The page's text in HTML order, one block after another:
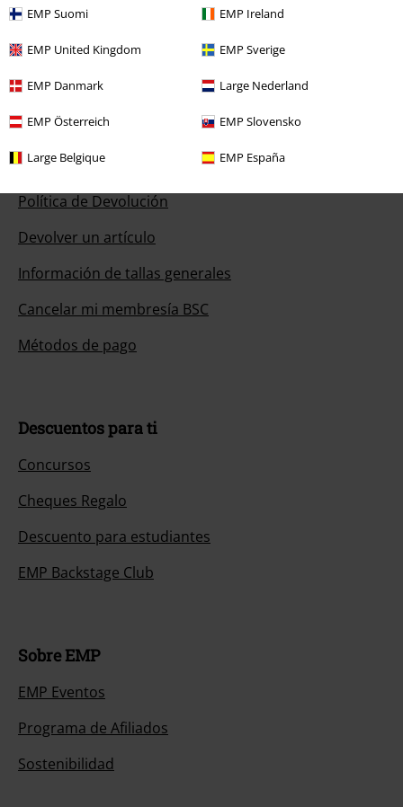
EMP Suomi EMP Ireland
EMP United Kingdom EMP Sverige
EMP Danmark Large Nederland
EMP Österreich EMP Slovensko
Large Belgique EMP España
información
Chat
Servicio Atención al Cliente
Ayuda (FAQ)
Política de Devolución
Devolver un artículo
Información de tallas generales
Cancelar mi membresía BSC
Métodos de pago
Descuentos para ti
Concursos
Cheques Regalo
Descuento para estudiantes
EMP Backstage Club
Sobre EMP
EMP Eventos
Programa de Afiliados
Sostenibilidad